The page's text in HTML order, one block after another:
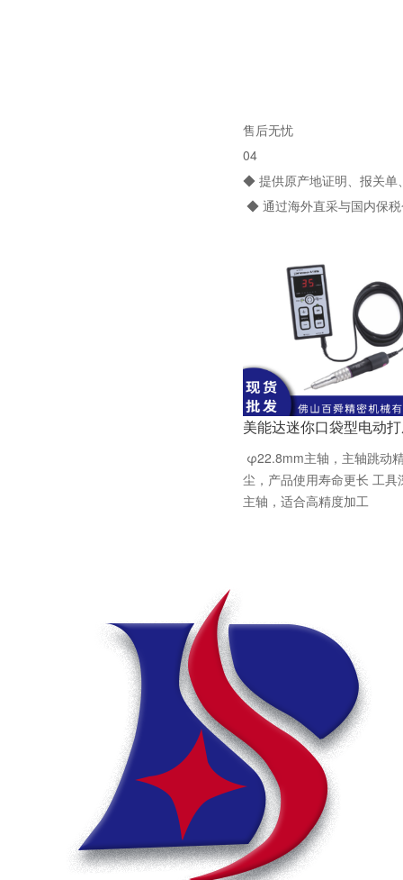
售后无忧
04
◆ 提供原产地证明、报关单
◆ 通过海外直采与国内保
美能达迷你口袋型电动
φ22.8mm主轴，主轴跳动
尘，产品使用寿命更长 工
主轴，适合高精度加工